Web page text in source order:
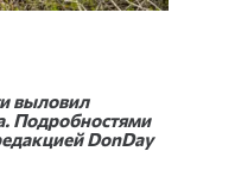
выловил
Подробностями
DonDay